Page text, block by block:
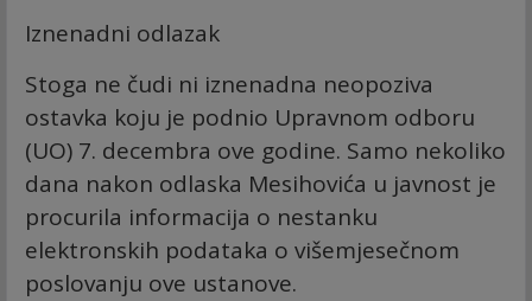
Iznenadni odlazak
Stoga ne čudi ni iznenadna neopoziva
ostavka koju je podnio Upravnom odboru
(UO) 7. decembra ove godine. Samo nekoliko
dana nakon odlaska Mesihovića u javnost je
procurila informacija o nestanku
elektronskih podataka o višemjesečnom
poslovanju ove ustanove.